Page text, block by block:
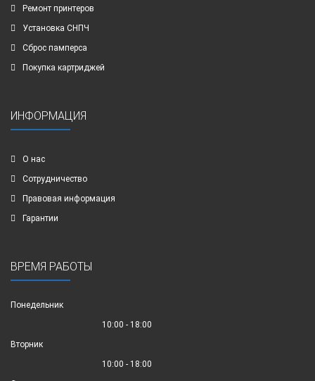
Ремонт принтеров
Установка СНПЧ
Сброс памперса
Покупка картриджей
ИНФОРМАЦИЯ
О нас
Сотрудничество
Правовая информация
Гарантии
ВРЕМЯ РАБОТЫ
Понедельник
10:00 - 18:00
Вторник
10:00 - 18:00